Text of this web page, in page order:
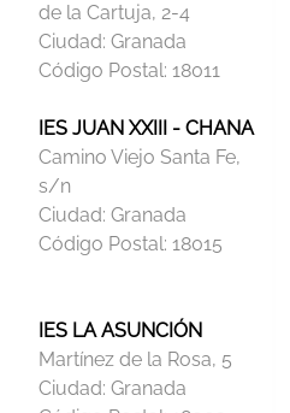
de la Cartuja, 2-4
Ciudad: Granada
Código Postal: 18011
IES JUAN XXIII - CHANA
Camino Viejo Santa Fe,
s/n
Ciudad: Granada
Código Postal: 18015
IES LA ASUNCIÓN
Martínez de la Rosa, 5
Ciudad: Granada